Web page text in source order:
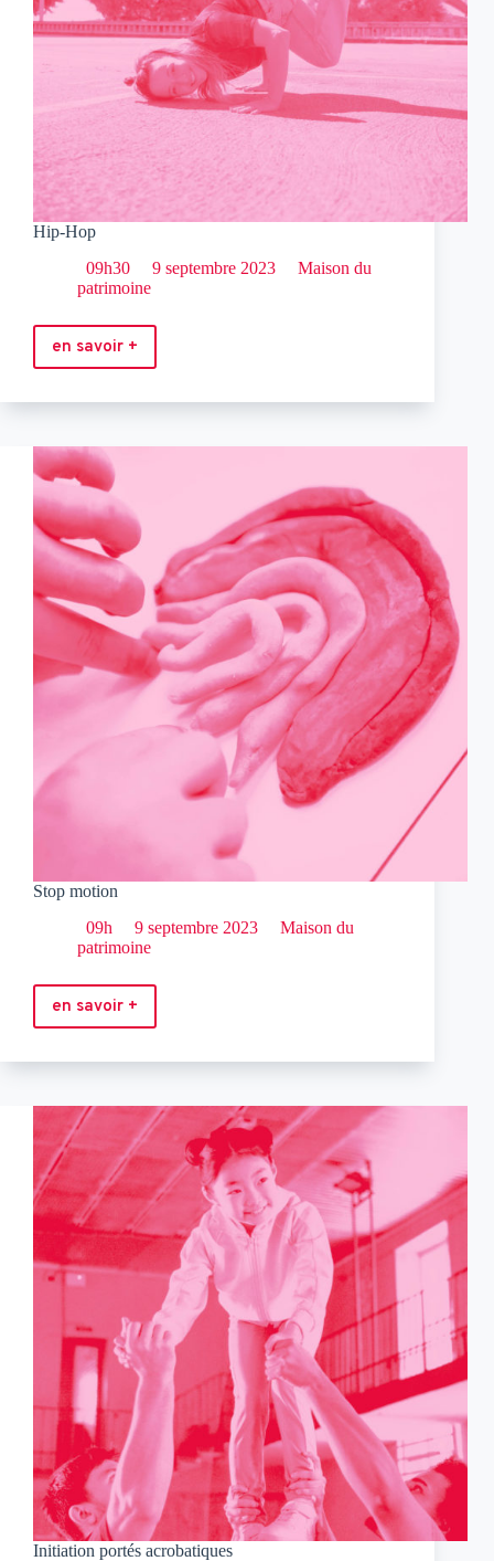
Hip-Hop
09h30
9 septembre 2023
Maison du
patrimoine
en savoir +
Hip-
Stop motion
09h
9 septembre 2023
Maison du
patrimoine
en savoir +
Stop
Initiation portés acrobatiques